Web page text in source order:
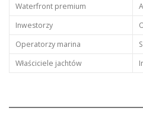
Waterfront premium
Inwestorzy
Operatorzy marina
Właściciele jachtów